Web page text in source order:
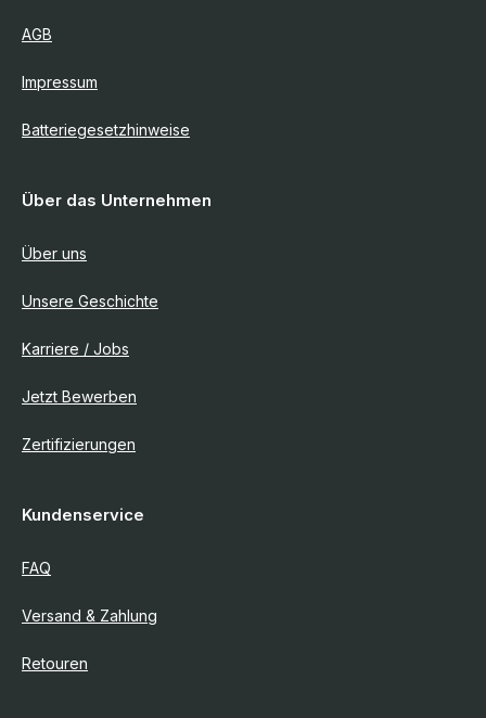
AGB
Impressum
Batteriegesetzhinweise
Über das Unternehmen
Über uns
Unsere Geschichte
Karriere / Jobs
Jetzt Bewerben
Zertifizierungen
Kundenservice
FAQ
Versand & Zahlung
Retouren